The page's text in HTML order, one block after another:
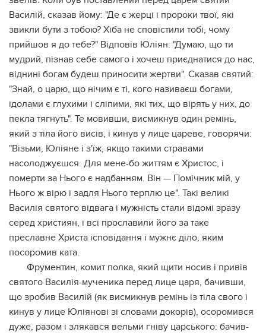
Василій, сказав йому: "Де є жерці і пророки твої, які
звикли бути з тобою? Хіба не сповістили тобі, чому
прийшов я до тебе?" Відповів Юліян: "Думаю, що ти
мудрий, пізнав себе самого і хочеш приєднатися до нас,
віднині богам будеш приносити жертви". Сказав святий:
"Знай, о царю, що нічим є ті, кого називаєш богами,
ідолами є глухими і сліпими, які тих, що вірять у них, до
пекла тягнуть". Те мовивши, висмикнув один ремінь,
який з тіла його висів, і кинув у лице цареве, говорячи:
"Візьми, Юліяне і з'їж, якщо такими стравами
насолоджуєшся. Для мене-бо життям є Христос, і
померти за Нього є надбанням. Він — Помічник мій, у
Нього ж вірю і задля Нього терплю це". Такі великі
Василія святого відвага і мужність стали відомі зразу
серед християн, і всі прославили його за таке
преславне Христа ісповідання і мужнє діло, яким
посоромив ката.
Фрументин, комит полка, який щити носив і привів
святого Василія-мученика перед лице царя, бачивши,
що зробив Василій (як висмикнув ремінь із тіла свого і
кинув у лице Юліянові зі словами докорів), осоромився
дуже, разом і злякався вельми гніву царського: бачив-